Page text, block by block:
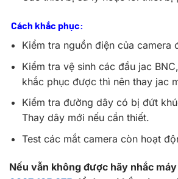
Cách khắc phục:
Kiểm tra nguồn điện của camera
Kiểm tra vệ sinh các đầu jac
khắc phục được thì nên thay jac
Kiểm tra đường dây có bị đứt
Thay dây mới nếu cần thiết.
Test các mắt camera còn hoạt
Nếu vẫn không được hãy nhắc